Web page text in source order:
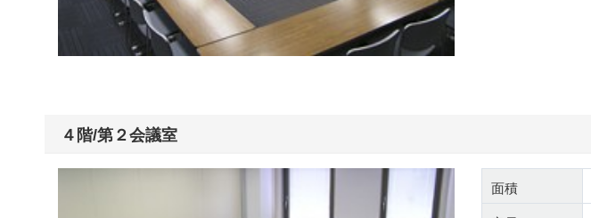
４階/第２会議室
面積